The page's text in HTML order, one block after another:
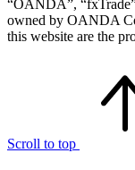
“OANDA”,
owned by OANDA
this website are the
Scroll to top